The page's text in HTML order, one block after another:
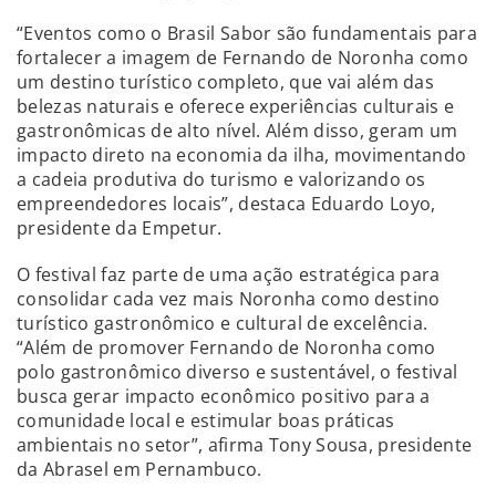
“Eventos como o Brasil Sabor são fundamentais para
fortalecer a imagem de Fernando de Noronha como
um destino turístico completo, que vai além das
belezas naturais e oferece experiências culturais e
gastronômicas de alto nível. Além disso, geram um
impacto direto na economia da ilha, movimentando
a cadeia produtiva do turismo e valorizando os
empreendedores locais”, destaca Eduardo Loyo,
presidente da Empetur.
O festival faz parte de uma ação estratégica para
consolidar cada vez mais Noronha como destino
turístico gastronômico e cultural de excelência.
“Além de promover Fernando de Noronha como
polo gastronômico diverso e sustentável, o festival
busca gerar impacto econômico positivo para a
comunidade local e estimular boas práticas
ambientais no setor”, afirma Tony Sousa, presidente
da Abrasel em Pernambuco.